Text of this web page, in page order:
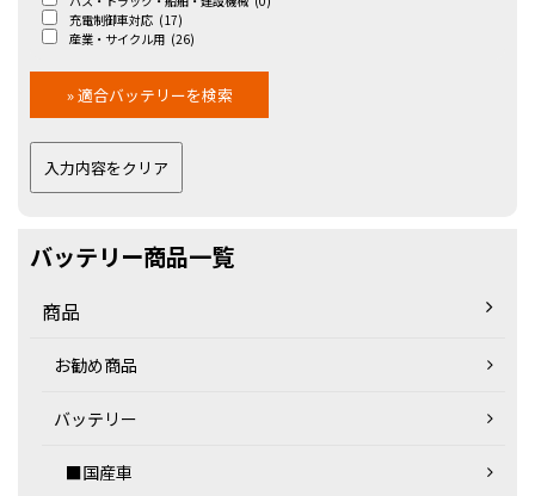
充電制御車対応 (17)
産業・サイクル用 (26)
バッテリー商品一覧
商品
お勧め商品
バッテリー
■国産車